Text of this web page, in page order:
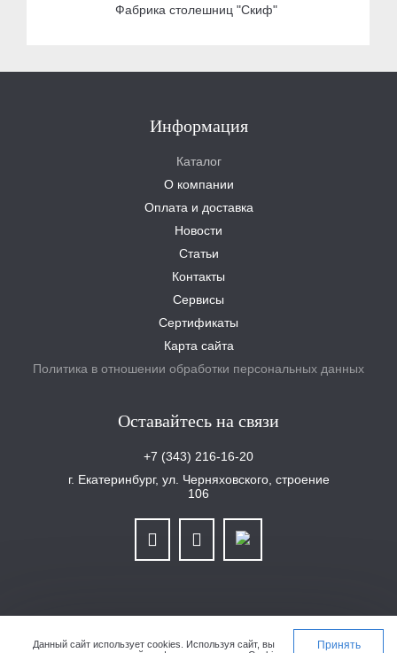
Фабрика столешниц "Скиф"
Информация
Каталог
О компании
Оплата и доставка
Новости
Статьи
Контакты
Сервисы
Сертификаты
Карта сайта
Политика в отношении обработки персональных данных
Оставайтесь на связи
+7 (343) 216-16-20
г. Екатеринбург, ул. Черняховского, строение
106
ООО «Уралплит» | ИНН/КПП 6679025768/667901001 | ОГРН 1126679029465
Данный сайт использует cookies.
Используя сайт, вы
Принять